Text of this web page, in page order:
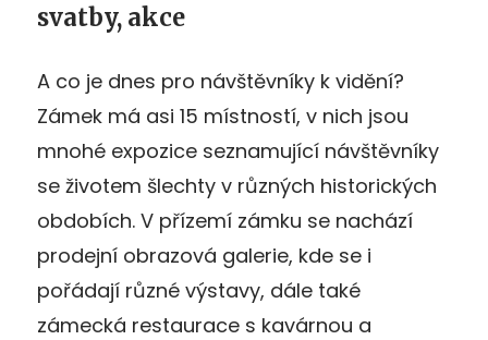
svatby, akce
A co je dnes pro návštěvníky k vidění?
Zámek má asi 15 místností, v nich jsou
mnohé expozice seznamující návštěvníky
se životem šlechty v různých historických
obdobích. V přízemí zámku se nachází
prodejní obrazová galerie, kde se i
pořádají různé výstavy, dále také
zámecká restaurace s kavárnou a